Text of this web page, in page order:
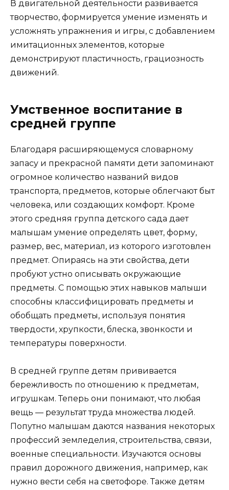
В двигательной деятельности развивается
творчество, формируется умение изменять и
усложнять упражнения и игры, с добавлением
имитационных элементов, которые
демонстрируют пластичность, грациозность
движений.
Умственное воспитание в
средней группе
Благодаря расширяющемуся словарному
запасу и прекрасной памяти дети запоминают
огромное количество названий видов
транспорта, предметов, которые облегчают быт
человека, или создающих комфорт. Кроме
этого средняя группа детского сада дает
малышам умение определять цвет, форму,
размер, вес, материал, из которого изготовлен
предмет. Опираясь на эти свойства, дети
пробуют устно описывать окружающие
предметы. С помощью этих навыков малыши
способны классифицировать предметы и
обобщать предметы, используя понятия
твердости, хрупкости, блеска, звонкости и
температуры поверхности.
В средней группе детям прививается
бережливость по отношению к предметам,
игрушкам. Теперь они понимают, что любая
вещь — результат труда множества людей.
Попутно малышам даются названия некоторых
профессий земледелия, строительства, связи,
военные специальности. Изучаются основы
правил дорожного движения, например, как
нужно вести себя на светофоре. Также детям